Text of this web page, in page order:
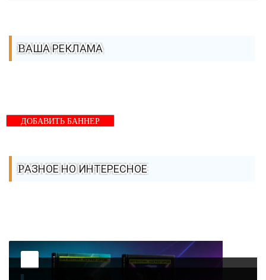
ВАША РЕКЛАМА
ДОБАВИТЬ БАННЕР
РАЗНОЕ НО ИНТЕРЕСНОЕ